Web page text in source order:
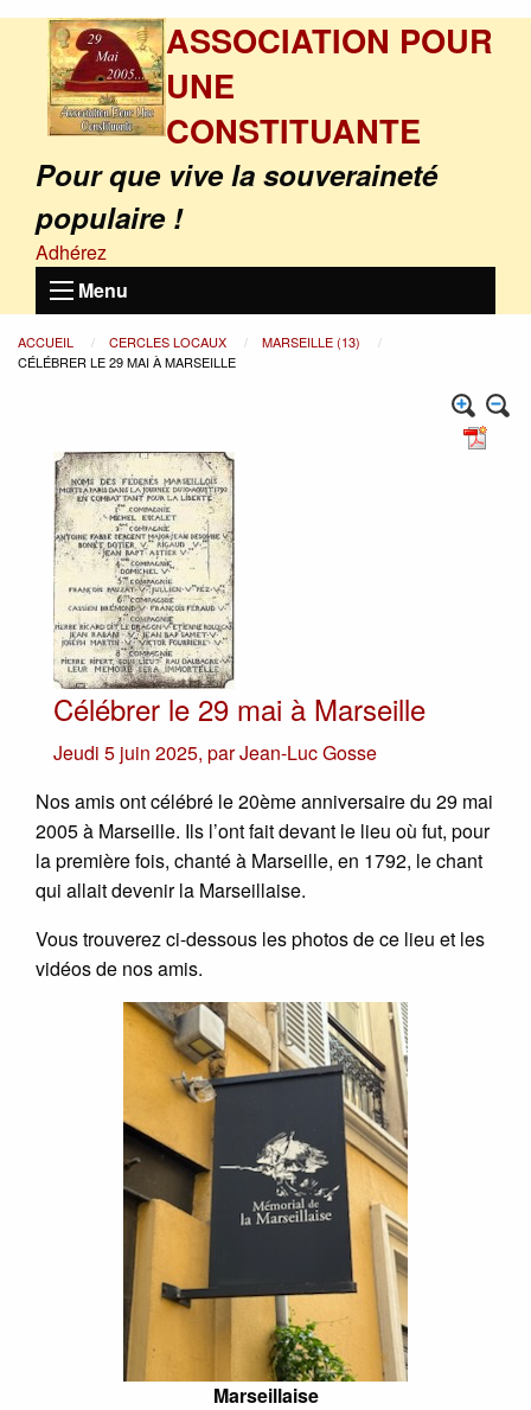
ASSOCIATION POUR
UNE
CONSTITUANTE
Pour que vive la souveraineté
populaire !
Adhérez
Menu
ACCUEIL CERCLES LOCAUX
MARSEILLE (13)
CÉLÉBRER LE 29 MAI À MARSEILLE
Célébrer le 29 mai à Marseille
Jeudi 5 juin 2025, parJean-Luc Gosse
Nos amis ont célébré le 20ème anniversaire du 29 mai
2005 à Marseille. Ils l’ont fait devant le lieu où fut, pour
la première fois, chanté à Marseille, en 1792, le chant
qui allait devenir la Marseillaise.
Vous trouverez ci-dessous les photos de ce lieu et les
vidéos de nos amis.
Marseillaise